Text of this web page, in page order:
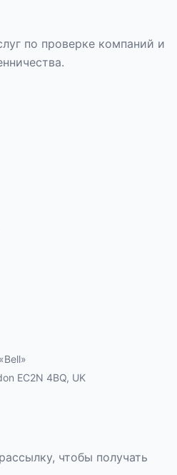
по проверке компаний и
EC2N 4BQ, UK
чтобы получать